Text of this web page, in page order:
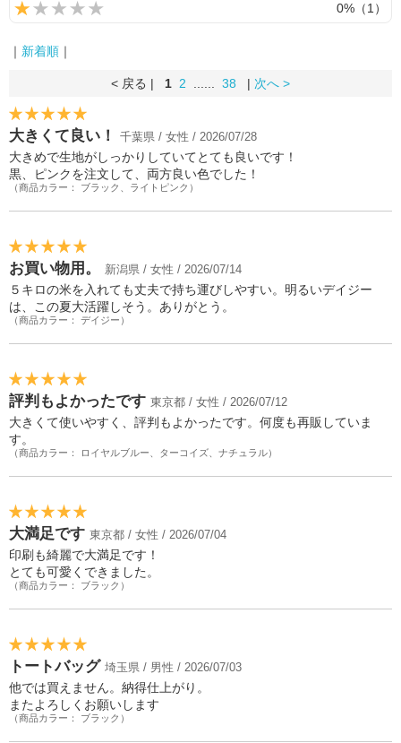
0%（1）
｜ 新着順 ｜
< 戻る | 1 2 38 | 次へ >
大きくて良い！ 千葉県 / 女性 / 2026/07/28
大きめで生地がしっかりしていてとても良いです！
黒、ピンクを注文して、両方良い色でした！
（商品カラー： ブラック、ライトピンク）
お買い物用。 新潟県 / 女性 / 2026/07/14
５キロの米を入れても丈夫で持ち運びしやすい。明るいデイジー
は、この夏大活躍しそう。ありがとう。
（商品カラー： デイジー）
評判もよかったです 東京都 / 女性 / 2026/07/12
大きくて使いやすく、評判もよかったです。何度も再販していま
す。
（商品カラー： ロイヤルブルー、ターコイズ、ナチュラル）
大満足です 東京都 / 女性 / 2026/07/04
印刷も綺麗で大満足です！
とても可愛くできました。
（商品カラー： ブラック）
トートバッグ 埼玉県 / 男性 / 2026/07/03
他では買えません。納得仕上がり。
またよろしくお願いします
（商品カラー： ブラック）